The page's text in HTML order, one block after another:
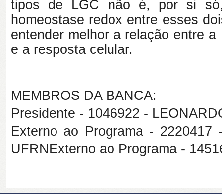
tipos de LGC não é, por si
homeostase redox entre esses
entender melhor a relação entre
e a resposta celular.
MEMBROS DA BANCA:
Presidente - 1046922 -
Externo ao Programa - 2220417
UFRNExterno ao Programa -